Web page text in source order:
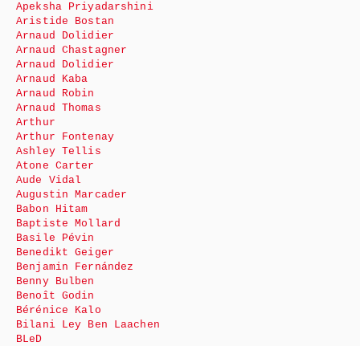
Apeksha Priyadarshini
Aristide Bostan
Arnaud Dolidier
Arnaud Chastagner
Arnaud Dolidier
Arnaud Kaba
Arnaud Robin
Arnaud Thomas
Arthur
Arthur Fontenay
Ashley Tellis
Atone Carter
Aude Vidal
Augustin Marcader
Babon Hitam
Baptiste Mollard
Basile Pévin
Benedikt Geiger
Benjamin Fernández
Benny Bulben
Benoît Godin
Bérénice Kalo
Bilani Ley Ben Laachen
BLeD